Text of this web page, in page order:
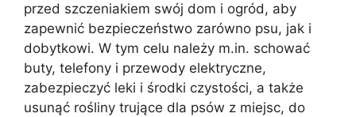
przed szczeniakiem swój dom i ogród, aby
zapewnić bezpieczeństwo zarówno psu, jak i
dobytkowi. W tym celu należy m.in. schować
buty, telefony i przewody elektryczne,
zabezpieczyć leki i środki czystości, a także
usunąć rośliny trujące dla psów z miejsc, do